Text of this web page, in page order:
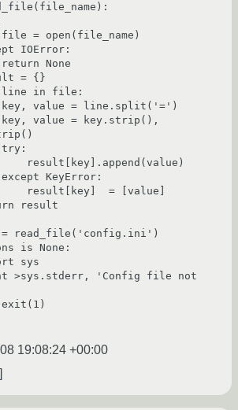
= read_file('config.ini')
is None:
19:08:24 +00:00